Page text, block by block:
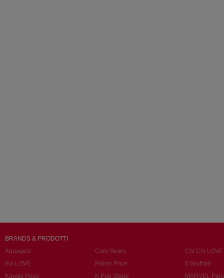
BRANDS & PRODOTTI
Aquagelz
Care Bears
Chi Chi LOVE
Evi LOVE
Fisher Price
Il Gruffalò
Kawaii Pups
K Pop Stage MARVEL